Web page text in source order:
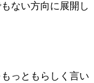
ない方向に展開し
っともらしく言い